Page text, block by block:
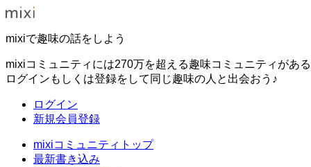
mixiで趣味の話をしよう
mixiコミュニティには270万を超える趣味コミュニティがあ
ログインもしくは登録をして同じ趣味の人と出会おう♪
ログイン
新規会員登録
mixiコミュニティトップ
最新書き込み